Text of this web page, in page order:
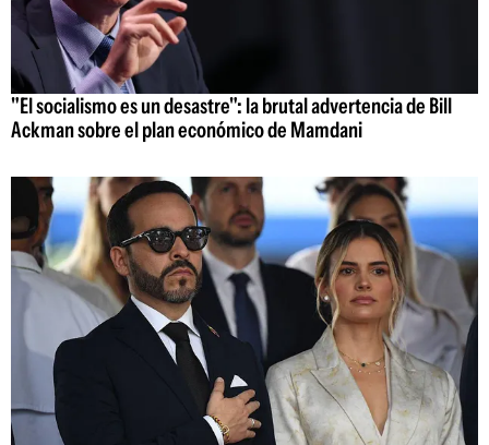
"El socialismo es un desastre": la brutal advertencia de Bill
Ackman sobre el plan económico de Mamdani